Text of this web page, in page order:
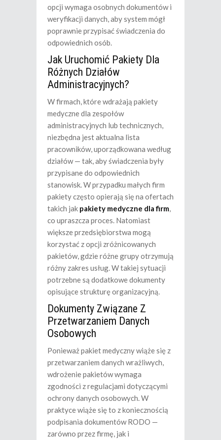
opcji wymaga osobnych dokumentów i
weryfikacji danych, aby system mógł
poprawnie przypisać świadczenia do
odpowiednich osób.
Jak Uruchomić Pakiety Dla
Różnych Działów
Administracyjnych?
W firmach, które wdrażają pakiety
medyczne dla zespołów
administracyjnych lub technicznych,
niezbędna jest aktualna lista
pracowników, uporządkowana według
działów — tak, aby świadczenia były
przypisane do odpowiednich
stanowisk. W przypadku małych firm
pakiety często opierają się na ofertach
takich jak pakiety medyczne dla firm,
co upraszcza proces. Natomiast
większe przedsiębiorstwa mogą
korzystać z opcji zróżnicowanych
pakietów, gdzie różne grupy otrzymują
różny zakres usług. W takiej sytuacji
potrzebne są dodatkowe dokumenty
opisujące strukturę organizacyjną.
Dokumenty Związane Z
Przetwarzaniem Danych
Osobowych
Ponieważ pakiet medyczny wiąże się z
przetwarzaniem danych wrażliwych,
wdrożenie pakietów wymaga
zgodności z regulacjami dotyczącymi
ochrony danych osobowych. W
praktyce wiąże się to z koniecznością
podpisania dokumentów RODO —
zarówno przez firmę, jak i